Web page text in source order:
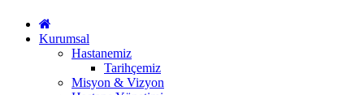
Kurumsal
Hastanemiz
Tarihçemiz
Misyon & Vizyon